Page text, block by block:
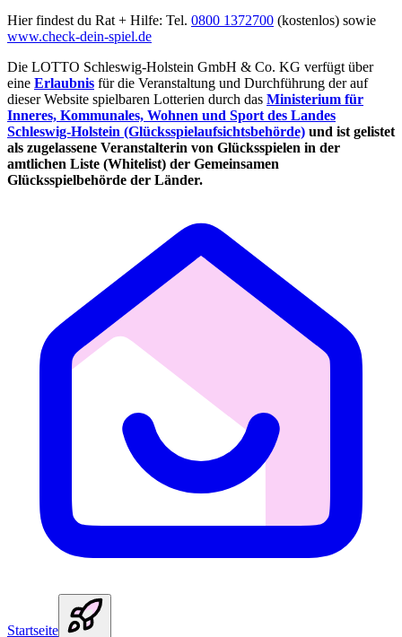
Hier findest du Rat + Hilfe: Tel. 0800 1372700 (kostenlos) sowie
www.check-dein-spiel.de
Die LOTTO Schleswig-Holstein GmbH & Co. KG verfügt über
eine Erlaubnis für die Veranstaltung und Durchführung der auf
dieser Website spielbaren Lotterien durch das Ministerium für
Inneres, Kommunales, Wohnen und Sport des Landes
Schleswig-Holstein (Glücksspielaufsichtsbehörde) und ist gelistet
als zugelassene Veranstalterin von Glücksspielen in der
amtlichen Liste (Whitelist) der Gemeinsamen
Glücksspielbehörde der Länder.
Startseite